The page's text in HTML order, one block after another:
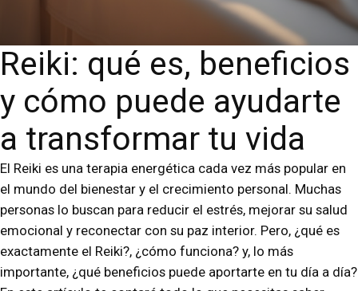
Reiki: qué es, beneficios
y cómo puede ayudarte
a transformar tu vida
El Reiki es una terapia energética cada vez más popular en
el mundo del bienestar y el crecimiento personal. Muchas
personas lo buscan para reducir el estrés, mejorar su salud
emocional y reconectar con su paz interior. Pero, ¿qué es
exactamente el Reiki?, ¿cómo funciona? y, lo más
importante, ¿qué beneficios puede aportarte en tu día a día?